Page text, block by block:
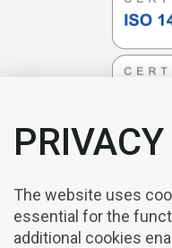
The website uses
essential for the
additional cookies